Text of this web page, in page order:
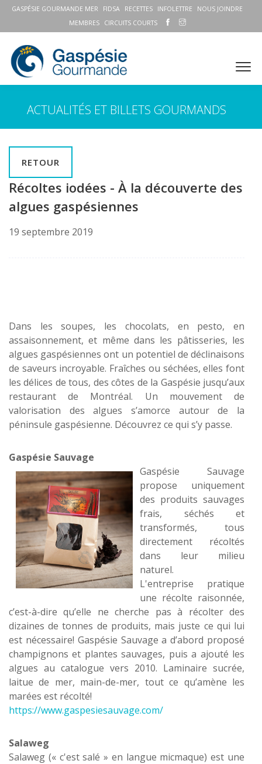
GASPÉSIE GOURMANDE MER FIDSA RECETTES INFOLETTRE
NOUS JOINDRE
MEMBRES
CIRCUITS COURTS
ACTUALITÉS ET BILLETS GOURMANDS
RETOUR
Récoltes iodées - À la découverte des
algues gaspésiennes
19 septembre 2019
Dans les soupes, les chocolats, en pesto, en
assaisonnement, et même dans les pâtisseries, les
algues gaspésiennes ont un potentiel de déclinaisons
de saveurs incroyable. Fraîches ou séchées, elles font
les délices de tous, des côtes de la Gaspésie jusqu’aux
restaurant de Montréal. Un mouvement de
valorisation des algues s’amorce autour de la
péninsule gaspésienne. Découvrez ce qui s’y passe.
Gaspésie Sauvage
Gaspésie Sauvage
propose uniquement
des produits sauvages
frais, séchés et
transformés, tous
directement récoltés
dans leur milieu
naturel.
L'entreprise pratique
une récolte raisonnée,
c’est-à-dire qu’elle ne cherche pas à récolter des
dizaines de tonnes de produits, mais juste ce qui lui
est nécessaire! Gaspésie Sauvage a d’abord proposé
champignons et plantes sauvages, puis a ajouté les
algues au catalogue vers 2010. Laminaire sucrée,
laitue de mer, main-de-mer, tout ce qu’amène les
marées est récolté!
https://www.gaspesiesauvage.com/
Salaweg
Salaweg (« c'est salé » en langue micmaque) est une